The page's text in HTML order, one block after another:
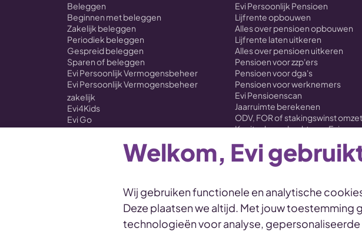
Beleggen
Beginnen met beleggen
Zakelijk beleggen
Periodiek beleggen
Gespreid beleggen
Sparen of beleggen
Evi Persoonlijk Vermogensbeheer
Evi Persoonlijk Vermogensbeheer
zakelijk
Evi4Kids
Evi Go
Evi ONE
Overstappen met je beleggingen naar
Evi Persoonlijk Pensioen
Lijfrente opbouwen
Alles over pensioen opbouwen
Lijfrente laten uitkeren
Alles over pensioen uitkeren
Pensioen voor zzp'ers
Pensioen voor dga's
Pensioen voor werknemers
Evi Pensioenscan
Jaarruimte berekenen
ODV, FOR of stakingswinst
Kapitaaloverdracht naar Evi
Voorwaarden Privacy en cookies Statement
Duurzaamheidsprofiel
Welkom, Evi
Wij gebruiken functionele en analytische
Deze plaatsen we altijd. Met jouw
technologieën voor analyse,